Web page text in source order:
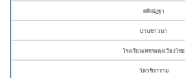
ศศิณัฏฐา
ปานชาวนา
โรงเรียนเพชรผดุงเวียงไชย
วัดวชิราราม